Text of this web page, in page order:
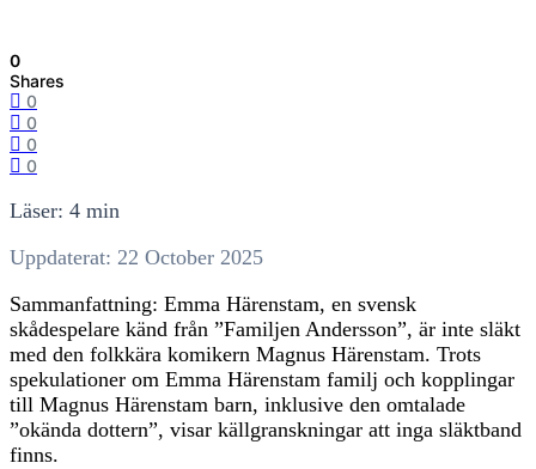
0
Shares
0
0
0
0
Läser: 4 min
Uppdaterat: 22 October 2025
Sammanfattning: Emma Härenstam, en svensk
skådespelare känd från ”Familjen Andersson”, är inte släkt
med den folkkära komikern Magnus Härenstam. Trots
spekulationer om Emma Härenstam familj och kopplingar
till Magnus Härenstam barn, inklusive den omtalade
”okända dottern”, visar källgranskningar att inga släktband
finns.